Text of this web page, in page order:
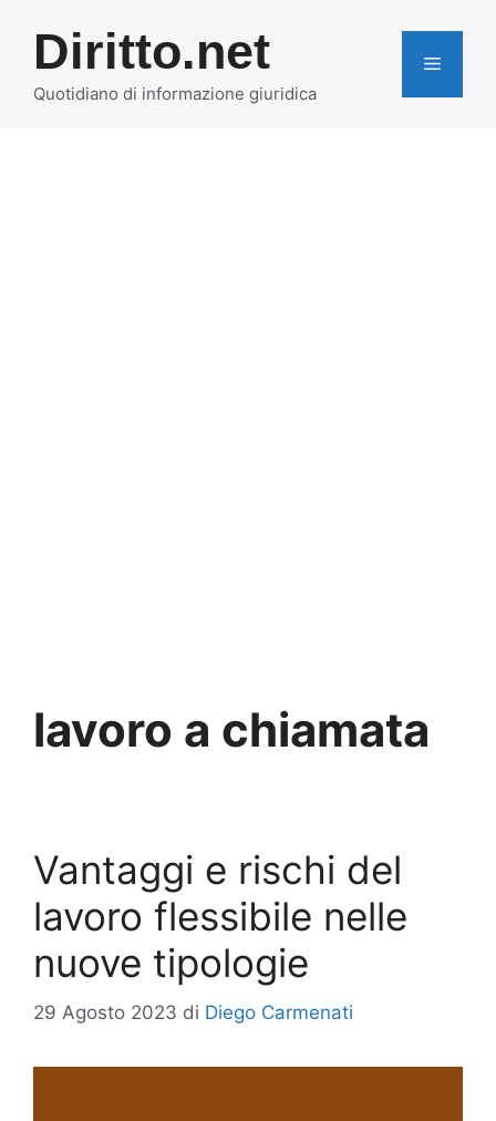
contenuto
Diritto.net
Quotidiano di informazione giuridica
MENU
lavoro a chiamata
Vantaggi e rischi del
lavoro flessibile nelle
nuove tipologie
29 Agosto 2023 di Diego Carmenati